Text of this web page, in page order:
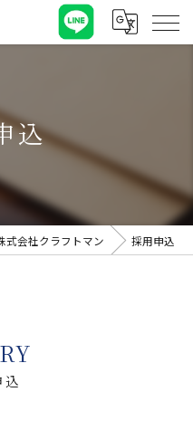
込
式会社クラフトマン 採用申込
込